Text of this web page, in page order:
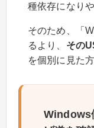
種依存になり
そのため、「
るより、 その
を個別に見た
Windows